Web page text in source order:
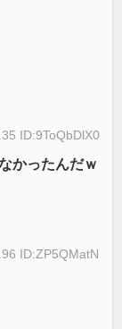
ID:9ToQbDlX0
かったんだｗ
ID:ZP5QMatN